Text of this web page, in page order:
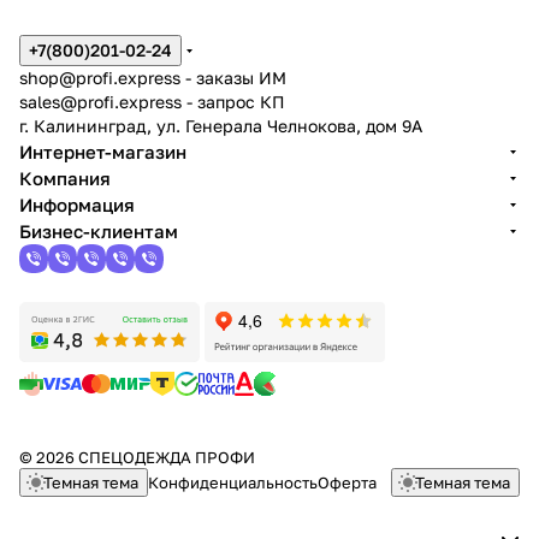
+7(800)201-02-24
shop@profi.express - заказы ИМ
sales@profi.express - запрос КП
г. Калининград, ул. Генерала Челнокова, дом 9A
Интернет-магазин
Компания
Информация
Бизнес-клиентам
© 2026 СПЕЦОДЕЖДА ПРОФИ
Темная тема КонфиденциальностьОферта Темная тема